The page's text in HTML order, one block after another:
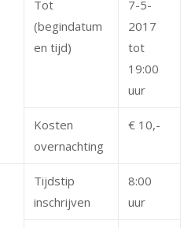
Tot
(begindatum
en tijd)
7-5-
2017
tot
19:00
uur
Kosten
overnachting
€ 10,-
Tijdstip
inschrijven
8:00
uur